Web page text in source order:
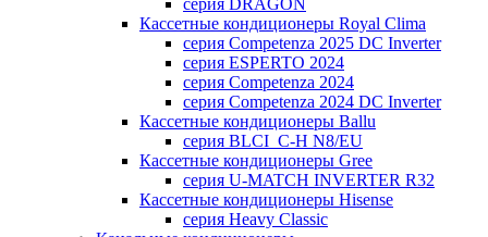
серия DRAGON
Кассетные кондиционеры Royal Clima
серия Competenza 2025 DC Inverter
серия ESPERTO 2024
серия Competenza 2024
серия Competenza 2024 DC Inverter
Кассетные кондиционеры Ballu
серия BLCI_C-H N8/EU
Кассетные кондиционеры Gree
серия U-MATCH INVERTER R32
Кассетные кондиционеры Hisense
серия Heavy Classic